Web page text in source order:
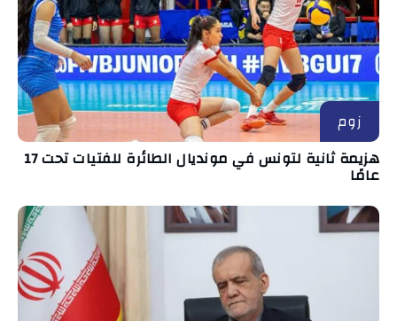
زوم
هزيمة ثانية لتونس في مونديال الطائرة للفتيات تحت 17
عامًا